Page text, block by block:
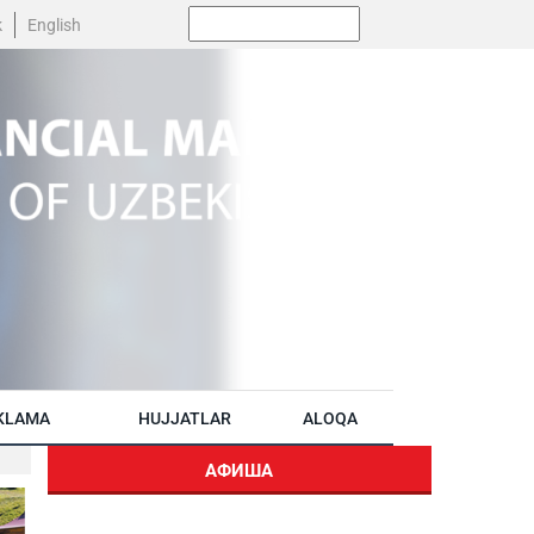
English
HUJJATLAR ALOQA
АФИША